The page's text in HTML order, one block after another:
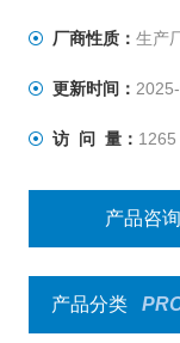
厂商性质： 生产
更新时间：
访 问 量： 1265
产品咨询
产品分类